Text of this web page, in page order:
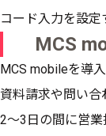
コード入力を設定
MCS
MCS mobileを導
資料請求や問い合
2〜3日の間に営